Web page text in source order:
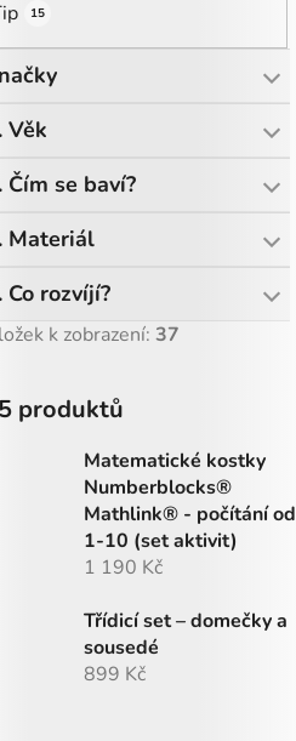
15
Věk
Čím se baví?
Materiál
Co rozvíjí?
k zobrazení: 37
produktů
Matematické kostky
Numberblocks®
Mathlink® - počítání od
1-10 (set aktivit)
1 190 Kč
Třídicí set – domečky a
sousedé
899 Kč